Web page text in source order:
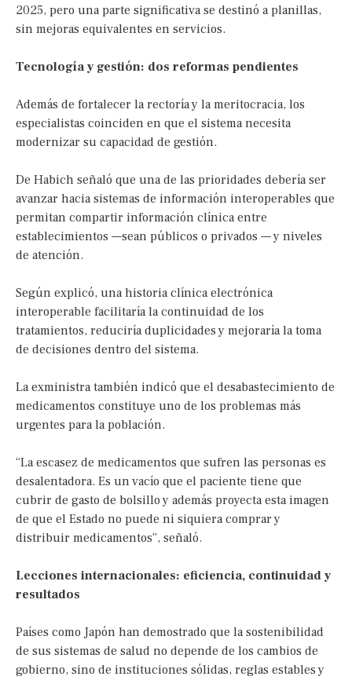
2025, pero una parte significativa se destinó a planillas,
sin mejoras equivalentes en servicios.
Tecnología y gestión: dos reformas pendientes
Además de fortalecer la rectoría y la meritocracia, los
especialistas coinciden en que el sistema necesita
modernizar su capacidad de gestión.
De Habich señaló que una de las prioridades debería ser
avanzar hacia sistemas de información interoperables que
permitan compartir información clínica entre
establecimientos —sean públicos o privados — y niveles
de atención.
Según explicó, una historia clínica electrónica
interoperable facilitaría la continuidad de los
tratamientos, reduciría duplicidades y mejoraría la toma
de decisiones dentro del sistema.
La exministra también indicó que el desabastecimiento de
medicamentos constituye uno de los problemas más
urgentes para la población.
“La escasez de medicamentos que sufren las personas es
desalentadora. Es un vacío que el paciente tiene que
cubrir de gasto de bolsillo y además proyecta esta imagen
de que el Estado no puede ni siquiera comprar y
distribuir medicamentos”, señaló.
Lecciones internacionales: eficiencia, continuidad y
resultados
Países como Japón han demostrado que la sostenibilidad
de sus sistemas de salud no depende de los cambios de
gobierno, sino de instituciones sólidas, reglas estables y